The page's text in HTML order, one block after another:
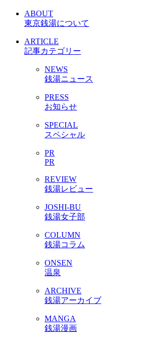
ABOUT
東京銭湯について
ARTICLE
記事カテゴリー
NEWS
銭湯ニュース
PRESS
お知らせ
SPECIAL
スペシャル
PR
PR
REVIEW
銭湯レビュー
JOSHI-BU
銭湯女子部
COLUMN
銭湯コラム
ONSEN
温泉
ARCHIVE
銭湯アーカイブ
MANGA
銭湯漫画